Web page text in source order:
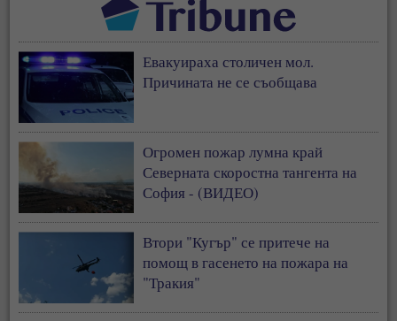
Евакуираха столичен мол.
Причината не се съобщава
Огромен пожар лумна край
Северната скоростна тангента на
София - (ВИДЕО)
Втори "Кугър" се притече на
помощ в гасенето на пожара на
"Тракия"